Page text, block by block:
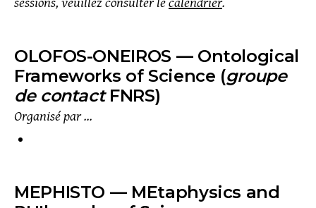
OLOFOS-ONEIROS — Ontological
Frameworks of Science (groupe
de contactFNRS)
Organisé par …
MEPHISTO — MEtaphysics and